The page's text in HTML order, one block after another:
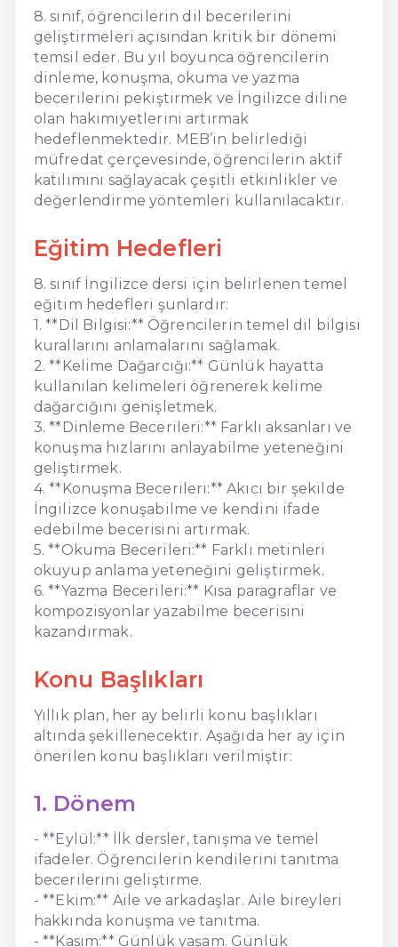
8. sınıf, öğrencilerin dil becerilerini
geliştirmeleri açısından kritik bir dönemi
temsil eder. Bu yıl boyunca öğrencilerin
dinleme, konuşma, okuma ve yazma
becerilerini pekiştirmek ve İngilizce diline
olan hakimiyetlerini artırmak
hedeflenmektedir. MEB’in belirlediği
müfredat çerçevesinde, öğrencilerin aktif
katılımını sağlayacak çeşitli etkinlikler ve
değerlendirme yöntemleri kullanılacaktır.
Eğitim Hedefleri
8. sınıf İngilizce dersi için belirlenen temel
eğitim hedefleri şunlardır:
1. **Dil Bilgisi:** Öğrencilerin temel dil bilgisi
kurallarını anlamalarını sağlamak.
2. **Kelime Dağarcığı:** Günlük hayatta
kullanılan kelimeleri öğrenerek kelime
dağarcığını genişletmek.
3. **Dinleme Becerileri:** Farklı aksanları ve
konuşma hızlarını anlayabilme yeteneğini
geliştirmek.
4. **Konuşma Becerileri:** Akıcı bir şekilde
İngilizce konuşabilme ve kendini ifade
edebilme becerisini artırmak.
5. **Okuma Becerileri:** Farklı metinleri
okuyup anlama yeteneğini geliştirmek.
6. **Yazma Becerileri:** Kısa paragraflar ve
kompozisyonlar yazabilme becerisini
kazandırmak.
Konu Başlıkları
Yıllık plan, her ay belirli konu başlıkları
altında şekillenecektir. Aşağıda her ay için
önerilen konu başlıkları verilmiştir:
1. Dönem
- **Eylül:** İlk dersler, tanışma ve temel
ifadeler. Öğrencilerin kendilerini tanıtma
becerilerini geliştirme.
- **Ekim:** Aile ve arkadaşlar. Aile bireyleri
hakkında konuşma ve tanıtma.
- **Kasım:** Günlük yaşam. Günlük